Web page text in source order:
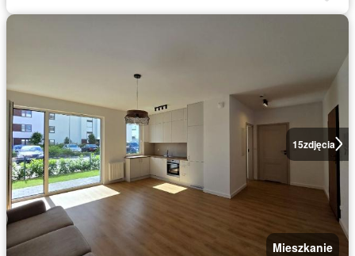
15zdjęcia
Mieszkanie